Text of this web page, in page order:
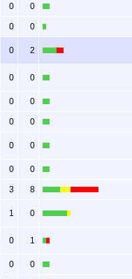
0 0
0
0
0 2
0 0
0 0
0
0
0 0
0 0
3
8
1 0
0 1
0 0